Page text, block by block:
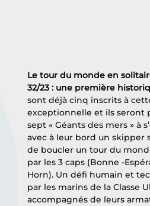
Le tour du monde en
32/23 : une première
sont déjà cinq inscrits à
exceptionnelle et ils seront
sept « Géants des mers » à
avec à leur bord un skipper
de boucler un tour du
par les 3 caps (Bonne -
Horn). Un défi humain et
par les marins de la Classe
accompagnés de leurs